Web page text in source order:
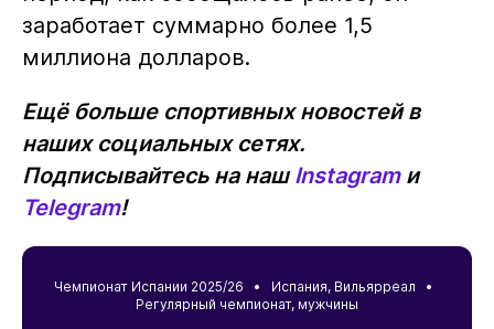
заработает суммарно более 1,5
миллиона долларов.
Ещё больше спортивных новостей в
наших социальных сетях.
Подписывайтесь на нашInstagramи
Telegram!
Чемпионат Испании 2025/26 • Испания, Вильярреал •
Регулярный чемпионат, мужчины